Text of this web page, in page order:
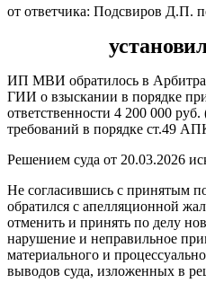
от ответчика: Подсвиров Д.П.
ИП МВИ обратилось в
ГИИ о взыскании в порядке
ответственности 4 200 000
требований в порядке ст.49
Решением суда от 20.03.2026
Не согласившись с принятым
обратился с апелляционной
отменить и принять по делу
нарушение и неправильное
материального и
выводов суда, изложенных в